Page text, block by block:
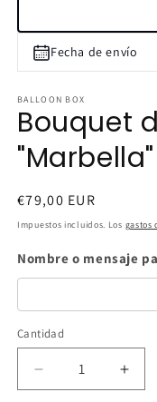
Fecha de envío
BALLOON BOX
Bouquet
"Marbella"
Precio
habitual
€79,00 EUR
Impuestos incluidos. Los gastos
Nombre o mensaje
Cantidad
Cantidad
Reducir
cantidad